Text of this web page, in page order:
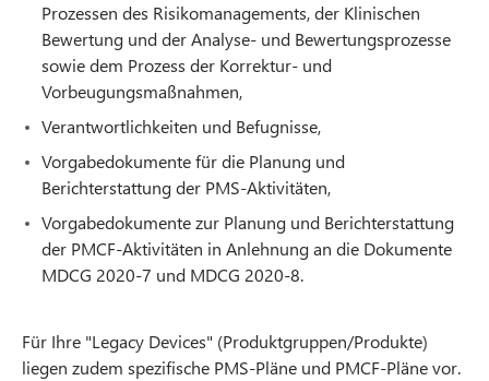
Prozessen des Risikomanagements, der Klinischen
Bewertung und der Analyse- und Bewertungsprozesse
sowie dem Prozess der Korrektur- und
Vorbeugungsmaßnahmen,
Verantwortlichkeiten und Befugnisse,
Vorgabedokumente für die Planung und
Berichterstattung der PMS-Aktivitäten,
Vorgabedokumente zur Planung und Berichterstattung
der PMCF-Aktivitäten in Anlehnung an die Dokumente
MDCG 2020-7 und MDCG 2020-8.
Für Ihre "Legacy Devices" (Produktgruppen/Produkte)
liegen zudem spezifische PMS-Pläne und PMCF-Pläne vor.